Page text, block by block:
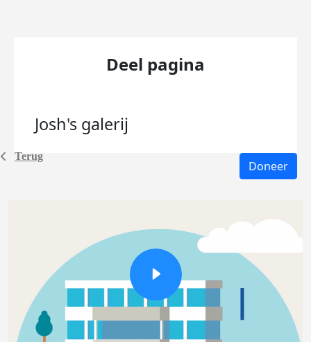
Terug
Deel pagina
Josh's galerij
Doneer